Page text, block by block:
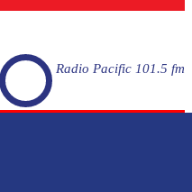
Radio Pacific 101.5 fm